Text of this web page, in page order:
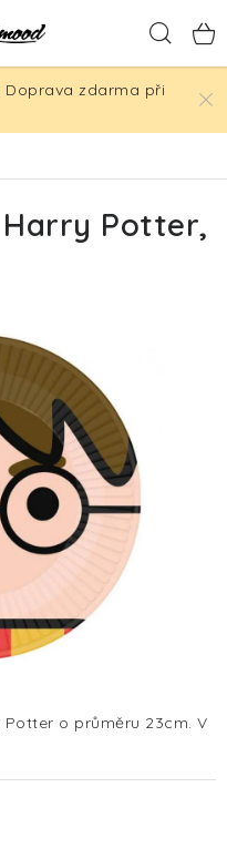
Doprava zdarma při
o průměru 23cm. V
Potter,